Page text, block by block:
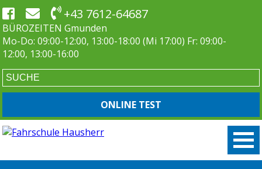
+43 7612-64687
BÜROZEITEN Gmunden
Mo-Do: 09:00-12:00, 13:00-18:00 (Mi 17:00) Fr: 09:00-
12:00, 13:00-16:00
ONLINE TEST